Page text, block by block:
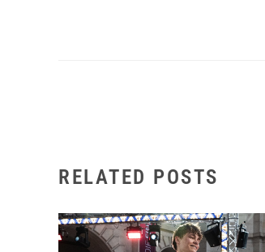
RELATED POSTS